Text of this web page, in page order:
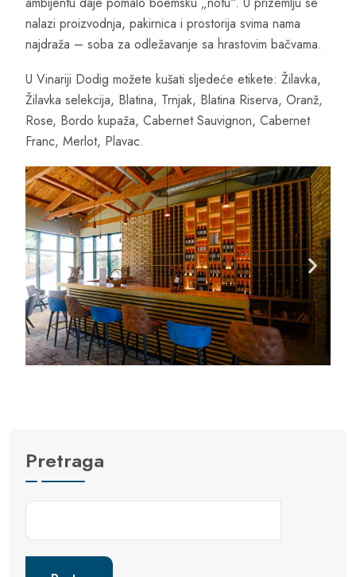
nalazi proizvodnja, pakirnica i prostorija svima nama
najdraža – soba za odležavanje sa hrastovim bačvama.
U Vinariji Dodig možete kušati sljedeće etikete: Žilavka,
Žilavka selekcija, Blatina, Trnjak, Blatina Riserva, Oranž,
Rose, Bordo kupaža, Cabernet Sauvignon, Cabernet
Franc, Merlot, Plavac.
Pretraga